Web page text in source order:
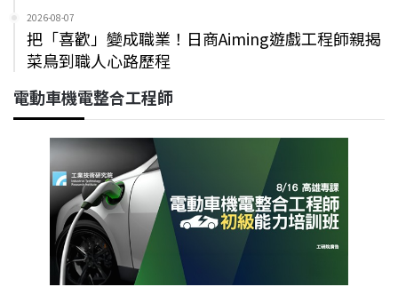
2026-08-07
把「喜歡」變成職業！日商Aiming遊戲工程師親揭
菜鳥到職人心路歷程
電動車機電整合工程師